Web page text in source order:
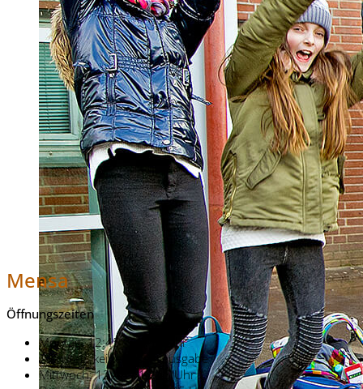
Mensa
Öffnungszeiten
Montag: 12:45 - 13:45 Uhr
Dienstag: keine Essensausgabe
Mittwoch: 12:45 - 13:45 Uhr